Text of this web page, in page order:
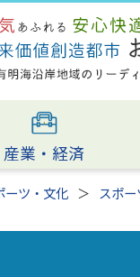
産業・経済
ーツ・文化 スポー